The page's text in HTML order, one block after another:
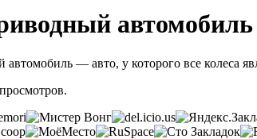
автомобиль
— авто, у которого все колеса